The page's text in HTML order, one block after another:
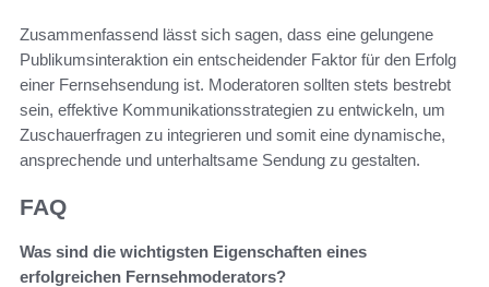
Zusammenfassend lässt sich sagen, dass eine gelungene
Publikumsinteraktion ein entscheidender Faktor für den Erfolg
einer Fernsehsendung ist. Moderatoren sollten stets bestrebt
sein, effektive Kommunikationsstrategien zu entwickeln, um
Zuschauerfragen zu integrieren und somit eine dynamische,
ansprechende und unterhaltsame Sendung zu gestalten.
FAQ
Was sind die wichtigsten Eigenschaften eines
erfolgreichen Fernsehmoderators?